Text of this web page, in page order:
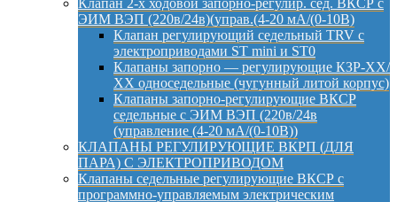
Клапан 2-х ходовой запорно-регулир. сед. ВКСР с
ЭИМ ВЭП (220в/24в)(управ.(4-20 мА/(0-10В)
Клапан регулирующий седельный TRV с
электроприводами ST mini и ST0
Клапаны запорно — регулирующие КЗР-ХХ/
ХХ односедельные (чугунный литой корпус)
Клапаны запорно-регулирующие ВКСР
седельные с ЭИМ ВЭП (220в/24в
(управление (4-20 мА/(0-10В))
КЛАПАНЫ РЕГУЛИРУЮЩИЕ ВКРП (ДЛЯ
ПАРА) С ЭЛЕКТРОПРИВОДОМ
Клапаны седельные регулирующие ВКСР с
программно-управляемым электрическим